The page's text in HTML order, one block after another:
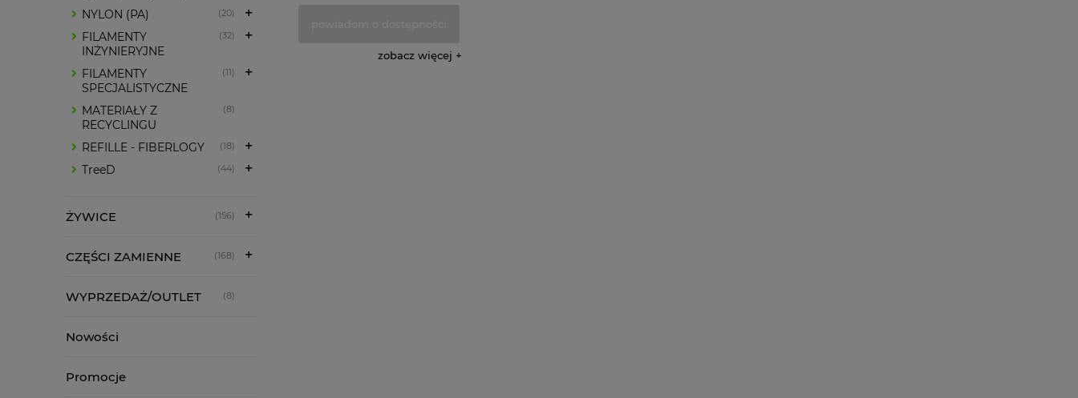
NYLON (PA) (20)
FILAMENTY
INŻYNIERYJNE
(32)
FILAMENTY
SPECJALISTYCZNE
(11)
MATERIAŁY Z
RECYCLINGU
(8)
REFILLE - FIBERLOGY (18)
TreeD (44)
ŻYWICE (156)
CZĘŚCI ZAMIENNE (168)
WYPRZEDAŻ/OUTLET (8)
Nowości
Promocje
zobacz więcej